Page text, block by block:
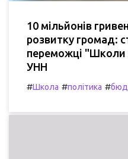
10 мільйонів
розвитку громад:
переможці "Школи
УНН
#Школа #політика #